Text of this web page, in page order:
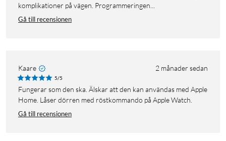
komplikationer på vägen. Programmeringen...
Gå till recensionen
Kaare 2 månader sedan
5/5
Fungerar som den ska. Älskar att den kan användas med Apple
Home. Låser dörren med röstkommando på Apple Watch.
Gå till recensionen